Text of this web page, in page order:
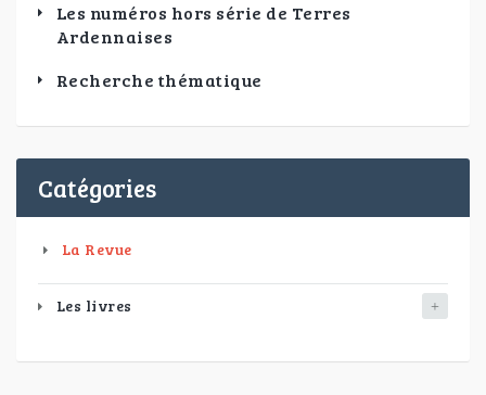
Les numéros hors série de Terres
Ardennaises
Recherche thématique
Catégories
La Revue
Les livres